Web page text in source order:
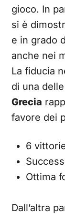
gioco. In
si è
e in grado
anche nei
La fiducia
di una
Grecia
favore dei
6
Ottima
Dall’altra